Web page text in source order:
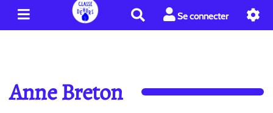
e
c
Se connecter
Anne Breton